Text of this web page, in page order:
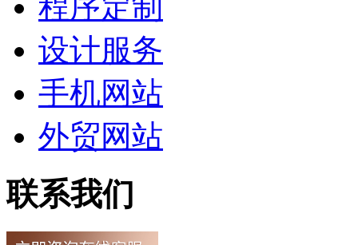
设计服务
手机网站
外贸网站
联系我们